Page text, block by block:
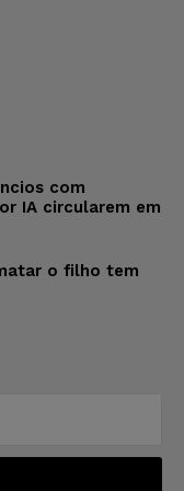
com
IA circularem em
o filho tem